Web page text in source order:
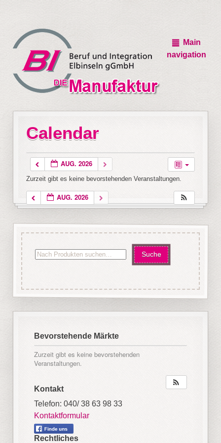
Main
navigation
Calendar
AUG. 2026
Zurzeit gibt es keine bevorstehenden Veranstaltungen.
AUG. 2026
Bevorstehende Märkte
Zurzeit gibt es keine bevorstehenden
Veranstaltungen.
Kontakt
Telefon: 040/ 38 63 98 33
Kontaktformular
Rechtliches